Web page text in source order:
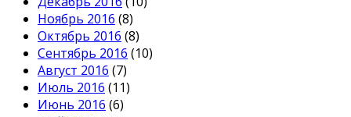
Ноябрь 2016 (8)
Октябрь 2016 (8)
Сентябрь 2016 (10)
Август 2016 (7)
Июль 2016 (11)
Июнь 2016 (6)